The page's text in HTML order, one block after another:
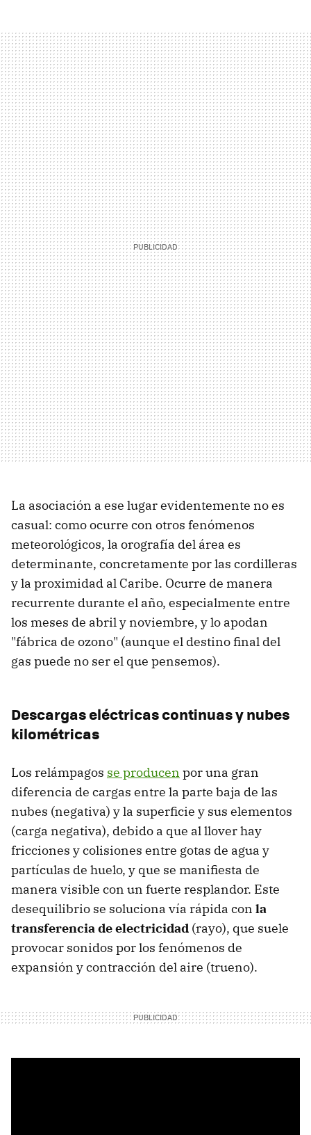
La asociación a ese lugar evidentemente no es
casual: como ocurre con otros fenómenos
meteorológicos, la orografía del área es
determinante, concretamente por las cordilleras
y la proximidad al Caribe. Ocurre de manera
recurrente durante el año, especialmente entre
los meses de abril y noviembre, y lo apodan
"fábrica de ozono" (aunque el destino final del
gas puede no ser el que pensemos).
Descargas eléctricas continuas y nubes
kilométricas
Los relámpagos se producen por una gran
diferencia de cargas entre la parte baja de las
nubes (negativa) y la superficie y sus elementos
(carga negativa), debido a que al llover hay
fricciones y colisiones entre gotas de agua y
partículas de huelo, y que se manifiesta de
manera visible con un fuerte resplandor. Este
desequilibrio se soluciona vía rápida con la
transferencia de electricidad (rayo), que suele
provocar sonidos por los fenómenos de
expansión y contracción del aire (trueno).